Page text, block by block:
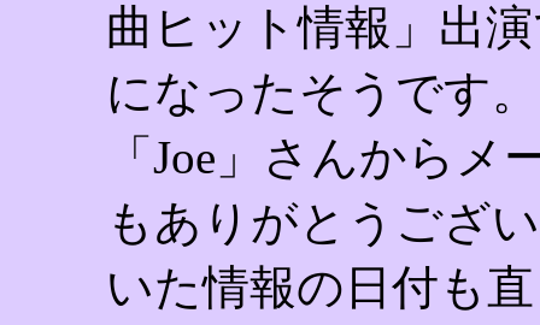
曲ヒット情報」出
になったそうです
「Joe」さんから
もありがとうござ
いた情報の日付も